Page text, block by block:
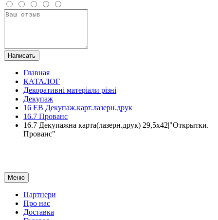
Написать
Главная
КАТАЛОГ
Декоративні матеріали різні
Декупаж
16 ЕВ Декупаж.карт.лазерн.друк
16.7 Прованс
16.7 Декупажна карта(лазерн.друк) 29,5х42|"Открытки.
Прованс"
Меню
Партнери
Про нас
Доставка